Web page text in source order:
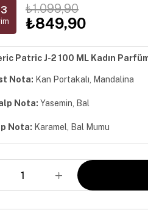
₺1.099,90
₺849,90
Patric J-2 100 ML Kadın
Nota: Kan Portakalı, Mandalina
Nota: Yasemin, Bal
Nota: Karamel, Bal Mumu